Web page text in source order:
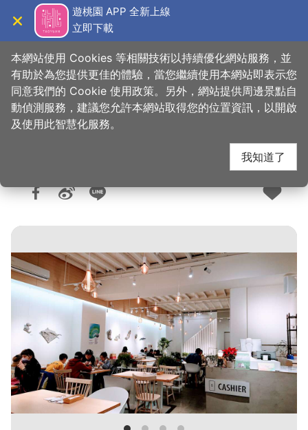
主
遊桃園 APP 全新上線
立即下載
首頁 > 想去的地方 > 美食、購物 > 美食快搜
旅人咖啡館 力行店
人氣：6157
本網站使用 Cookies 等相關技術以持續優化網站服務，並
有助於為您提供更佳的體驗，當您繼續使用本網站即表示您
同意我們的 Cookie 使用政策。另外，網站提供周邊景點自
動偵測服務，建議您允許本網站取得您的位置資訊，以開啟
及使用此智慧化服務。
我知道了